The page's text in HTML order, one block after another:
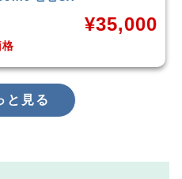
35,000
と見る